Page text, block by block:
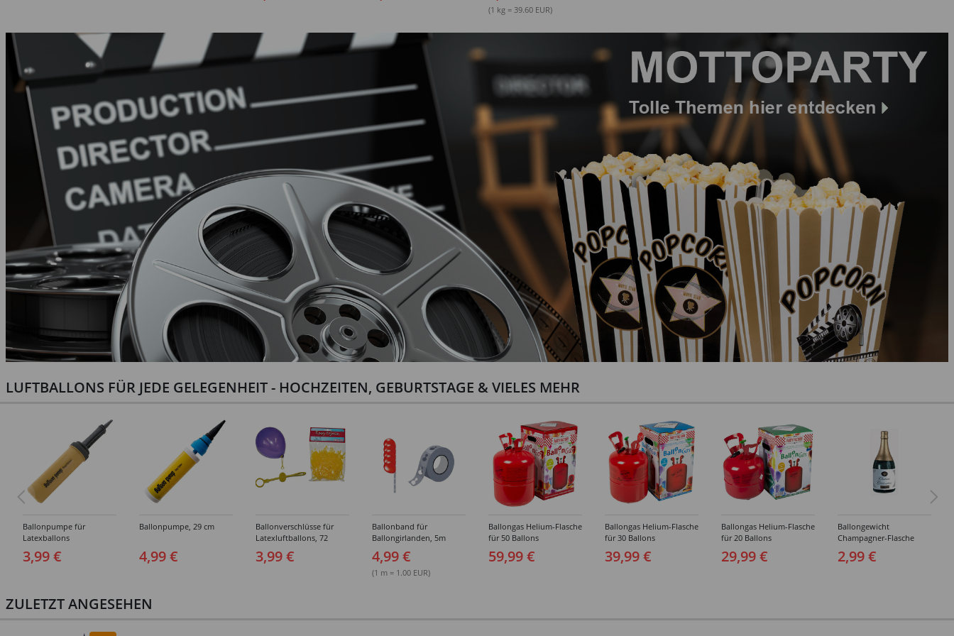
(1 kg = 39.60 EUR)
LUFTBALLONS FÜR JEDE GELEGENHEIT - HOCHZEITEN, GEBURTSTAGE & VIELES MEHR
Ballonpumpe für
Latexballons
3,99 €
Ballonpumpe, 29 cm
4,99 €
Ballonverschlüsse für
Latexluftballons, 72
Stück
3,99 €
Ballonband für
Ballongirlanden, 5m
Deko-Band aus PVC
4,99 €
(1 m = 1.00 EUR)
Ballongas Helium-Flasche
für 50 Ballons
59,99 €
Ballongas Helium-Flasche
für 30 Ballons
39,99 €
Ballongas Helium-Flasche
für 20 Ballons
29,99 €
Ballongewicht
Champagner-Flasche
2,99 €
ZULETZT ANGESEHEN